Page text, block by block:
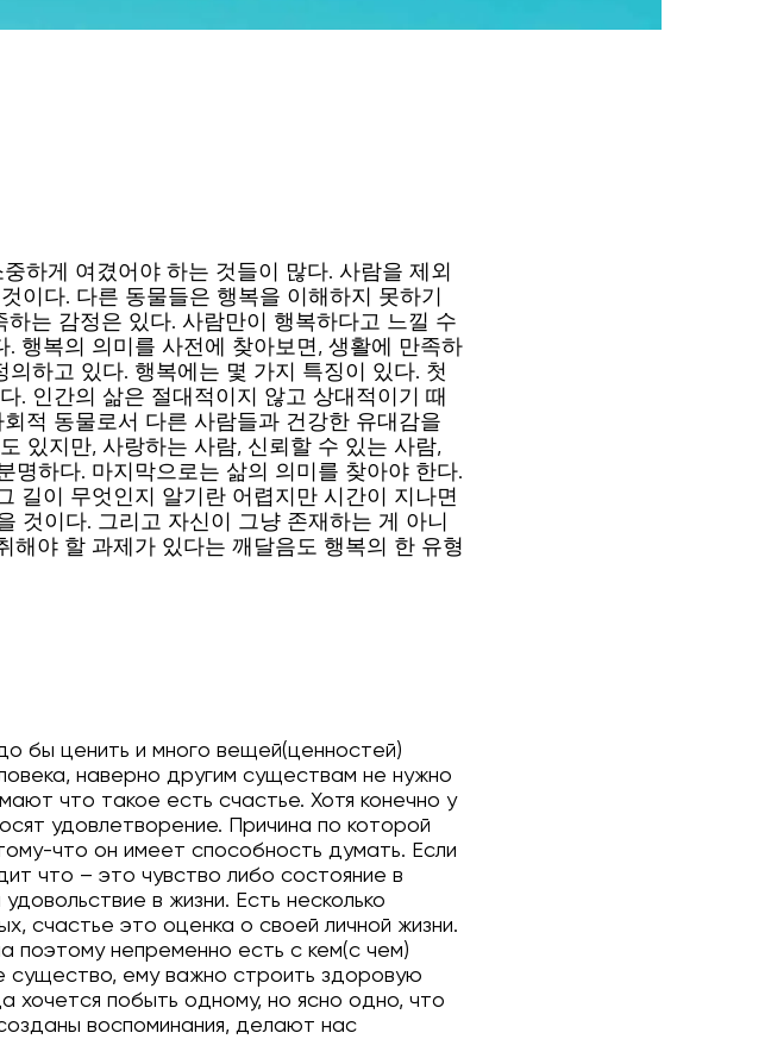
하게 여겼어야 하는 것들이 많다. 사람을 제외
이다. 다른 동물들은 행복을 이해하지 못하기
는 감정은 있다. 사람만이 행복하다고 느낄 수
행복의 의미를 사전에 찾아보면, 생활에 만족하
하고 있다. 행복에는 몇 가지 특징이 있다. 첫
. 인간의 삶은 절대적이지 않고 상대적이기 때
적 동물로서 다른 사람들과 건강한 유대감을
있지만, 사랑하는 사람, 신뢰할 수 있는 사람,
명하다. 마지막으로는 삶의 의미를 찾아야 한다.
길이 무엇인지 알기란 어렵지만 시간이 지나면
것이다. 그리고 자신이 그냥 존재하는 게 아니
해야 할 과제가 있다는 깨달음도 행복의 한 유형
бы ценить и много вещей(ценностей)
наверно другим существам не нужно
что такое есть счастье. Хотя конечно у
удовлетворение. Причина по которой
что он имеет способность думать. Если
что – это чувство либо состояние в
в жизни. Есть несколько
счастье это оценка о своей личной жизни.
поэтому непременно есть с кем(с чем)
существо, ему важно строить здоровую
хочется побыть одному, но ясно одно, что
воспоминания, делают нас